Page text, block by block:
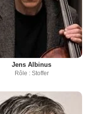
Jens Albinus
Rôle : Stoffer